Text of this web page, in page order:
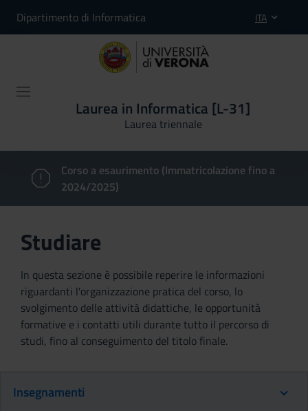
Dipartimento di Informatica ITA
Laurea in Informatica [L-31]
Laurea triennale
Corso a esaurimento (Immatricolazione fino a
2024/2025)
Studiare
In questa sezione è possibile reperire le informazioni
riguardanti l'organizzazione pratica del corso, lo
svolgimento delle attività didattiche, le opportunità
formative e i contatti utili durante tutto il percorso di
studi, fino al conseguimento del titolo finale.
Insegnamenti